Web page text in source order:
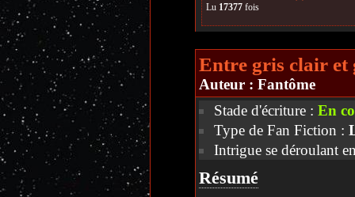
Lu 17377fois
Entre gris clair et
Auteur : Fantôme
Stade d'écriture : En
Type de Fan Fiction :
Intrigue se déroulant
Résumé